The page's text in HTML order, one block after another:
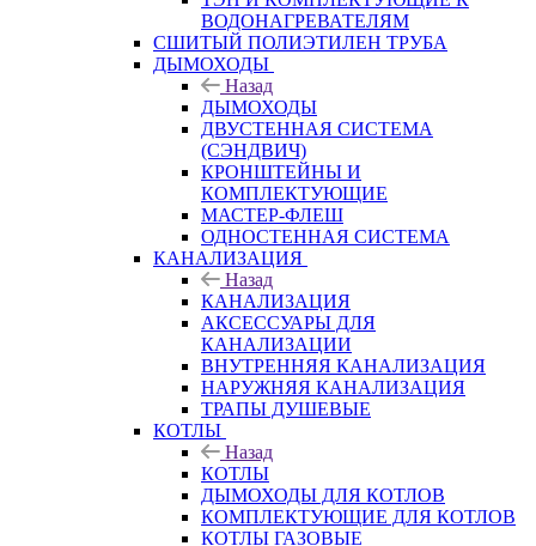
ВОДОНАГРЕВАТЕЛЯМ
СШИТЫЙ ПОЛИЭТИЛЕН ТРУБА
ДЫМОХОДЫ
Назад
ДЫМОХОДЫ
ДВУСТЕННАЯ СИСТЕМА
(СЭНДВИЧ)
КРОНШТЕЙНЫ И
КОМПЛЕКТУЮЩИЕ
МАСТЕР-ФЛЕШ
ОДНОСТЕННАЯ СИСТЕМА
КАНАЛИЗАЦИЯ
Назад
КАНАЛИЗАЦИЯ
АКСЕССУАРЫ ДЛЯ
КАНАЛИЗАЦИИ
ВНУТРЕННЯЯ КАНАЛИЗАЦИЯ
НАРУЖНЯЯ КАНАЛИЗАЦИЯ
ТРАПЫ ДУШЕВЫЕ
КОТЛЫ
Назад
КОТЛЫ
ДЫМОХОДЫ ДЛЯ КОТЛОВ
КОМПЛЕКТУЮЩИЕ ДЛЯ КОТЛОВ
КОТЛЫ ГАЗОВЫЕ